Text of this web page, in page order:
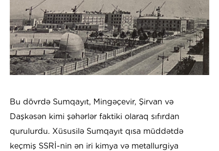
Bu dövrdə Sumqayıt, Mingəçevir, Şirvan və
Daşkəsən kimi şəhərlər faktiki olaraq sıfırdan
qurulurdu. Xüsusilə Sumqayıt qısa müddətdə
keçmiş SSRİ-nin ən iri kimya və metallurgiya